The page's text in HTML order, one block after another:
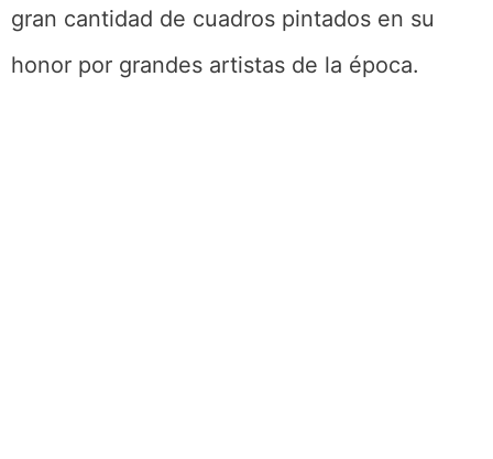
gran cantidad de cuadros pintados en su
honor por grandes artistas de la época.